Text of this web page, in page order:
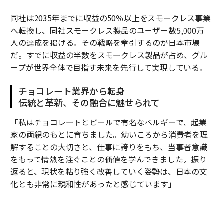
同社は2035年までに収益の50％以上をスモークレス事業
へ転換し、同社スモークレス製品のユーザー数5,000万
人の達成を掲げる。その戦略を牽引するのが日本市場
だ。すでに収益の半数をスモークレス製品が占め、グル
ープが世界全体で目指す未来を先行して実現している。
チョコレート業界から転身
伝統と革新、その融合に魅せられて
「私はチョコレートとビールで有名なベルギーで、起業
家の両親のもとに育ちました。幼いころから消費者を理
解することの大切さと、仕事に誇りをもち、当事者意識
をもって情熱を注ぐことの価値を学んできました。振り
返ると、現状を粘り強く改善していく姿勢は、日本の文
化とも非常に親和性があったと感じています」